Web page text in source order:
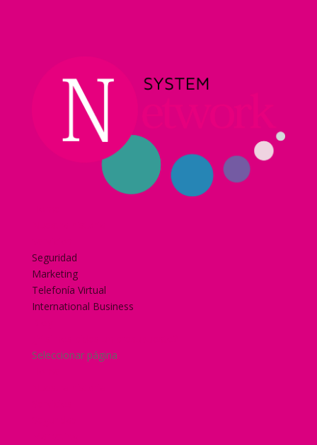
Seguridad
Marketing
Telefonía Virtual
International Business
Seleccionar página